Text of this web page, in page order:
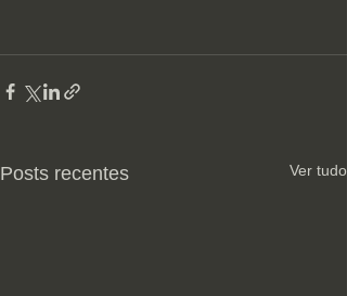
Posts recentes Ver tudo